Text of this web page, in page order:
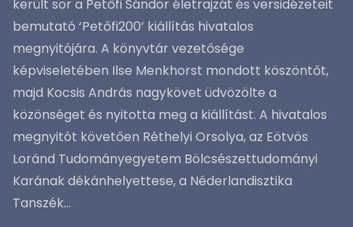
került sor a Petőfi Sándor életrajzát és versidézeteit
bemutató ‘Petőfi200’ kiállítás hivatalos
megnyitójára. A könyvtár vezetősége
képviseletében Ilse Menkhorst mondott köszöntőt,
majd Kocsis András nagykövet üdvözölte a
közönséget és nyitotta meg a kiállítást. A hivatalos
megnyitót követően Réthelyi Orsolya, az Eötvös
Loránd Tudományegyetem Bölcsészettudományi
Karának dékánhelyettese, a Néderlandisztika
Tanszék...